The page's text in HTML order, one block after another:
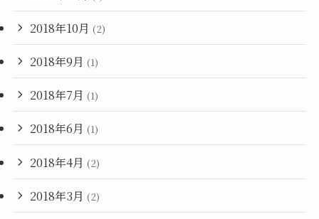
2018年10月 (2)
2018年9月 (1)
2018年7月 (1)
2018年6月 (1)
2018年4月 (2)
2018年3月 (2)